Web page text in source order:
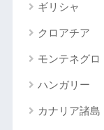
ギリシャ
クロアチア
モンテネグロ
ハンガリー
カナリア諸島